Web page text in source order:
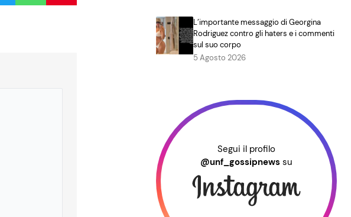
L’importante messaggio di Georgina
Rodriguez contro gli haters e i commenti
sul suo corpo
5 Agosto 2026
Segui il profilo
@unf_gossipnews su